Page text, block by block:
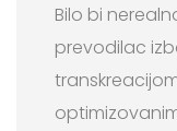
Bilo bi
prevodilac